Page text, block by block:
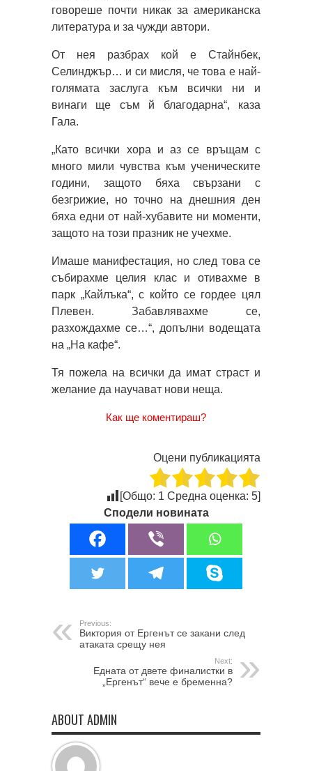
говореше почти никак за американска
литература и за чужди автори.
От нея разбрах кой е Стайнбек,
Селинджър… и си мисля, че това е най-
голямата заслуга към всички ни и
винаги ще съм й благодарна“, каза
Гала.
„Като всички хора и аз се връщам с
много мили чувства към ученическите
години, защото бяха свързани с
безгрижие, но точно на днешния ден
бяха едни от най-хубавите ни моменти,
защото на този празник не учехме.
Имаше манифестация, но след това се
събирахме целия клас и отивахме в
парк „Кайлъка“, с който се гордее цял
Плевен. Забавлявахме се,
разхождахме се…“, допълни водещата
на „На кафе“.
Тя пожела на всички да имат страст и
желание да научават нови неща.
Как ще коментираш?
Оцени публикацията
[Общо: 1 Средна оценка: 5]
Сподели новината
Previous:
Виктория от Ергенът се закани след
атаката срещу нея
Next:
Едната от двете финалистки в
„Ергенът“ вече е бременна?
ABOUT ADMIN